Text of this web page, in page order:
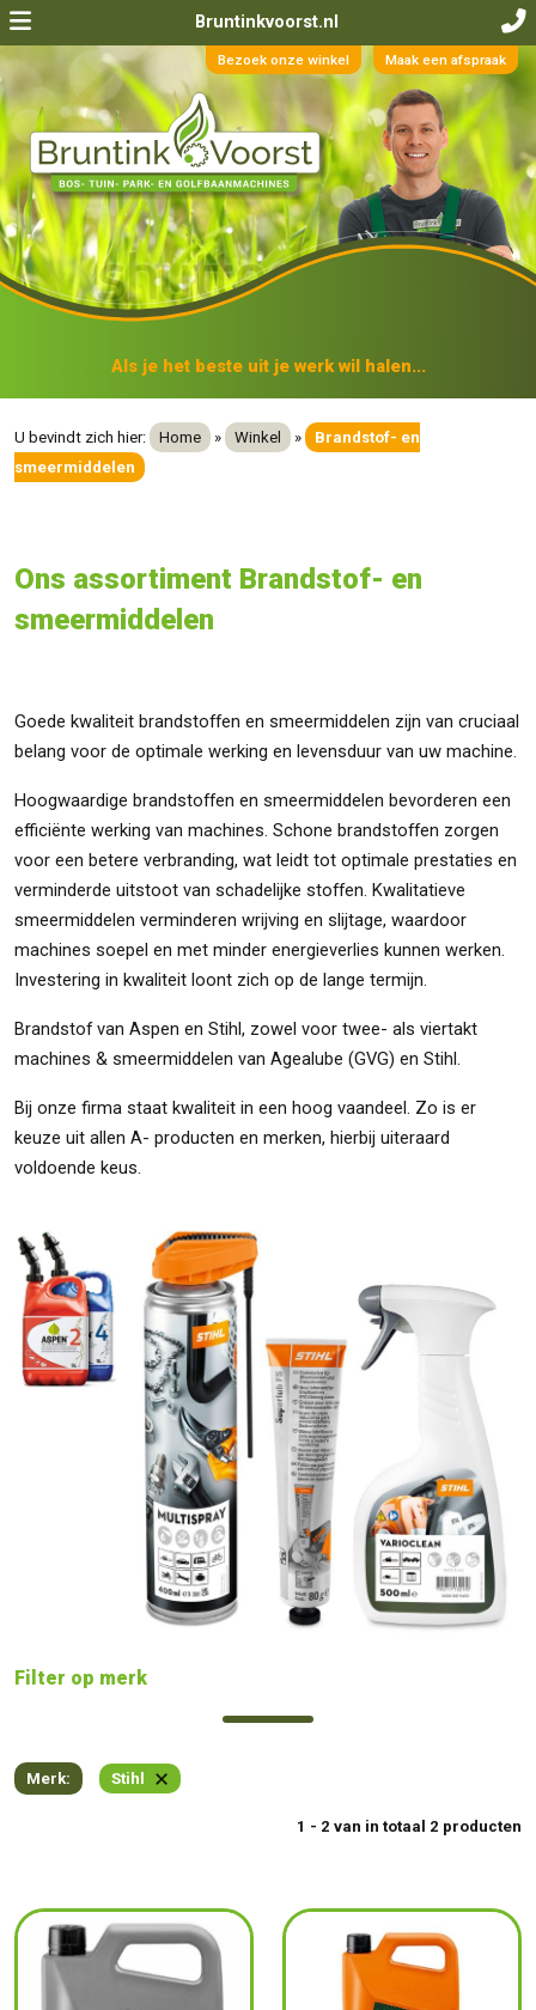
Bruntinkvoorst.nl
Bezoek onze winkel Maak een afspraak
Als je het beste uit je werk wil halen...
U bevindt zich hier: Home » Winkel »
Brandstof- en
smeermiddelen
Ons assortiment Brandstof- en
smeermiddelen
Goede kwaliteit brandstoffen en smeermiddelen zijn van cruciaal
belang voor de optimale werking en levensduur van uw machine.
Hoogwaardige brandstoffen en smeermiddelen bevorderen een
efficiënte werking van machines. Schone brandstoffen zorgen
voor een betere verbranding, wat leidt tot optimale prestaties en
verminderde uitstoot van schadelijke stoffen. Kwalitatieve
smeermiddelen verminderen wrijving en slijtage, waardoor
machines soepel en met minder energieverlies kunnen werken.
Investering in kwaliteit loont zich op de lange termijn.
Brandstof van Aspen en Stihl, zowel voor twee- als viertakt
machines & smeermiddelen van Agealube (GVG) en Stihl.
Bij onze firma staat kwaliteit in een hoog vaandeel. Zo is er
keuze uit allen A- producten en merken, hierbij uiteraard
voldoende keus.
Filter op merk
Merk: Stihl
1 - 2 van in totaal 2 producten